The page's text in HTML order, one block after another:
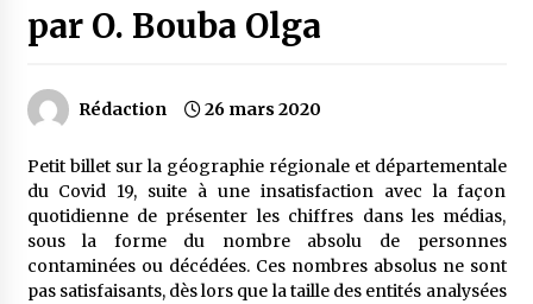
par O. Bouba Olga
Rédaction 26 mars 2020
Petit billet sur la géographie régionale et départementale
du Covid 19, suite à une insatisfaction avec la façon
quotidienne de présenter les chiffres dans les médias,
sous la forme du nombre absolu de personnes
contaminées ou décédées. Ces nombres absolus ne sont
pas satisfaisants, dès lors que la taille des entités analysées